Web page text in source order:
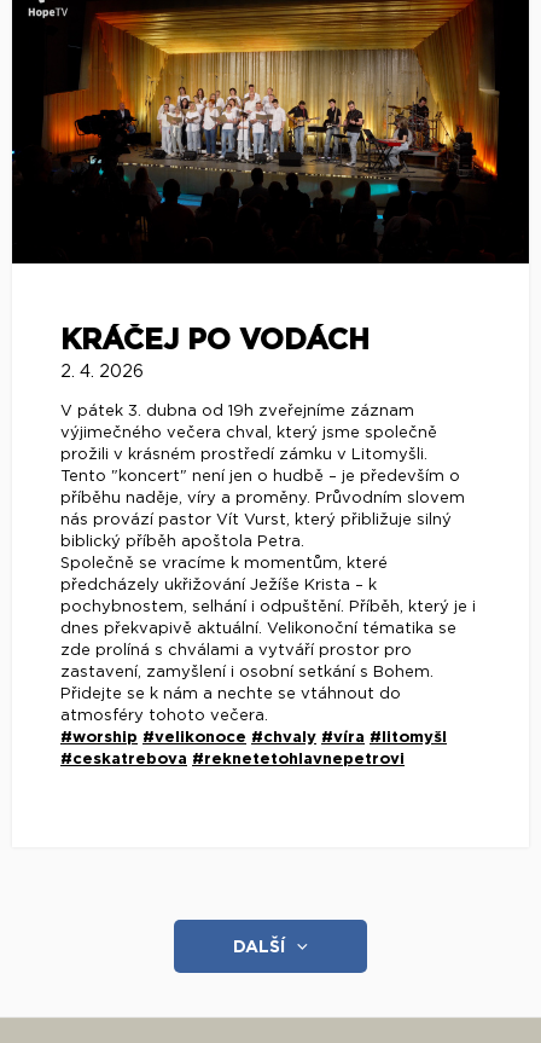
KRÁČEJ PO VODÁCH
2. 4. 2026
V pátek 3. dubna od 19h zveřejníme záznam
výjimečného večera chval, který jsme společně
prožili v krásném prostředí zámku v Litomyšli.
Tento "koncert" není jen o hudbě – je především o
příběhu naděje, víry a proměny. Průvodním slovem
nás provází pastor Vít Vurst, který přibližuje silný
biblický příběh apoštola Petra.
Společně se vracíme k momentům, které
předcházely ukřižování Ježíše Krista – k
pochybnostem, selhání i odpuštění. Příběh, který je i
dnes překvapivě aktuální. Velikonoční tématika se
zde prolíná s chválami a vytváří prostor pro
zastavení, zamyšlení i osobní setkání s Bohem.
Přidejte se k nám a nechte se vtáhnout do
atmosféry tohoto večera.
#worship #velikonoce #chvaly #víra #litomyšl
#ceskatrebova #reknetetohlavnepetrovi
DALŠÍ